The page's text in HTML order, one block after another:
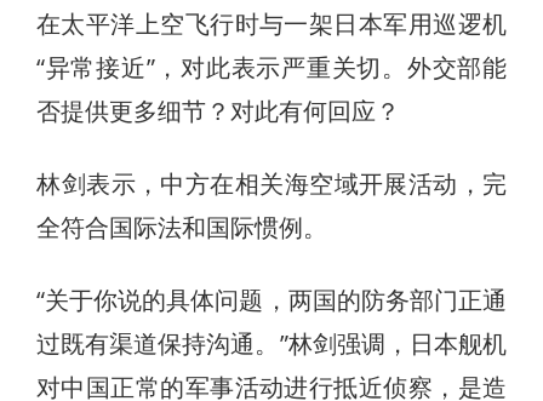
在太平洋上空飞行时与一架日本军用巡逻机
“异常接近”，对此表示严重关切。外交部能
否提供更多细节？对此有何回应？
​林剑表示，中方在相关海空域开展活动，完
全符合国际法和国际惯例。
“关于你说的具体问题，两国的防务部门正通
过既有渠道保持沟通。”林剑强调，日本舰机
对中国正常的军事活动进行抵近侦察，是造